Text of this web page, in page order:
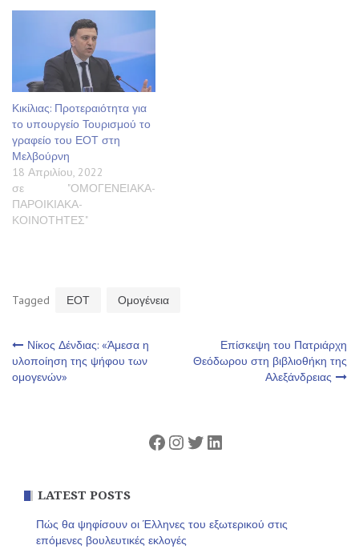
Κικίλιας: Προτεραιότητα για
το υπουργείο Τουρισμού το
γραφείο του ΕΟΤ στη
Μελβούρνη
18 Απριλίου, 2022
σε "ΟΜΟΓΕΝΕΙΑΚΑ-
ΠΑΡΟΙΚΙΑΚΑ-
ΚΟΙΝΟΤΗΤΕΣ"
Tagged ΕΟΤ Ομογένεια
Πλοήγηση
άρθρων
Νίκος Δένδιας: «Άμεσα η
υλοποίηση της ψήφου των
ομογενών»
Επίσκεψη του Πατριάρχη
Θεόδωρου στη βιβλιοθήκη της
Αλεξάνδρειας
Facebook
Instagram
Twitter
Linkedin
LATEST POSTS
Πώς θα ψηφίσουν οι Έλληνες του εξωτερικού στις
επόμενες βουλευτικές εκλογές